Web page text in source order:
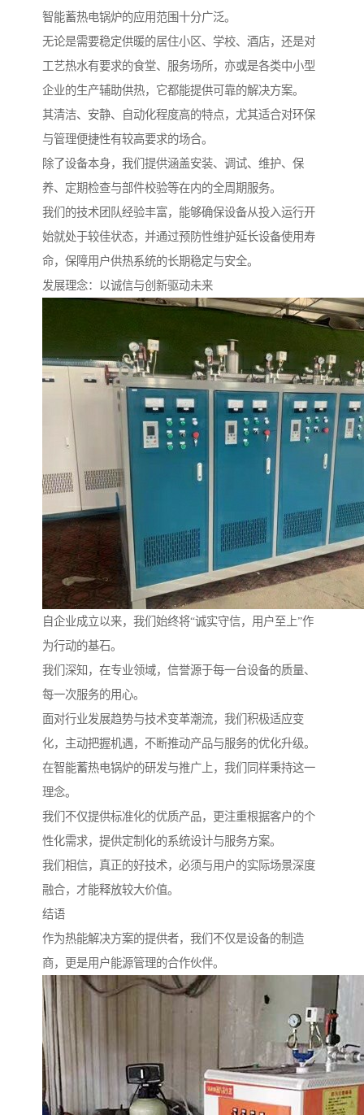
智能蓄热电锅炉的应用范围十分广泛。
无论是需要稳定供暖的居住小区、学校、酒店，还是对
工艺热水有要求的食堂、服务场所，亦或是各类中小型
企业的生产辅助供热，它都能提供可靠的解决方案。
其清洁、安静、自动化程度高的特点，尤其适合对环保
与管理便捷性有较高要求的场合。
除了设备本身，我们提供涵盖安装、调试、维护、保
养、定期检查与部件校验等在内的全周期服务。
我们的技术团队经验丰富，能够确保设备从投入运行开
始就处于较佳状态，并通过预防性维护延长设备使用寿
命，保障用户供热系统的长期稳定与安全。
发展理念：以诚信与创新驱动未来
自企业成立以来，我们始终将“诚实守信，用户至上”作
为行动的基石。
我们深知，在专业领域，信誉源于每一台设备的质量、
每一次服务的用心。
面对行业发展趋势与技术变革潮流，我们积极适应变
化，主动把握机遇，不断推动产品与服务的优化升级。
在智能蓄热电锅炉的研发与推广上，我们同样秉持这一
理念。
我们不仅提供标准化的优质产品，更注重根据客户的个
性化需求，提供定制化的系统设计与服务方案。
我们相信，真正的好技术，必须与用户的实际场景深度
融合，才能释放较大价值。
结语
作为热能解决方案的提供者，我们不仅是设备的制造
商，更是用户能源管理的合作伙伴。